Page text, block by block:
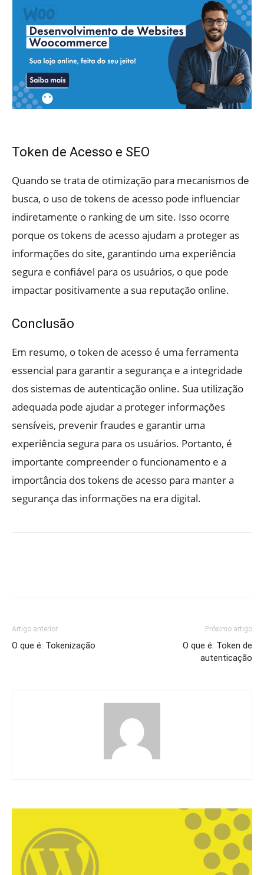
Token de Acesso e SEO
Quando se trata de otimização para mecanismos de
busca, o uso de tokens de acesso pode influenciar
indiretamente o ranking de um site. Isso ocorre
porque os tokens de acesso ajudam a proteger as
informações do site, garantindo uma experiência
segura e confiável para os usuários, o que pode
impactar positivamente a sua reputação online.
Conclusão
Em resumo, o token de acesso é uma ferramenta
essencial para garantir a segurança e a integridade
dos sistemas de autenticação online. Sua utilização
adequada pode ajudar a proteger informações
sensíveis, prevenir fraudes e garantir uma
experiência segura para os usuários. Portanto, é
importante compreender o funcionamento e a
importância dos tokens de acesso para manter a
segurança das informações na era digital.
Artigo anterior
O que é: Tokenização
Próximo artigo
O que é: Token de
autenticação